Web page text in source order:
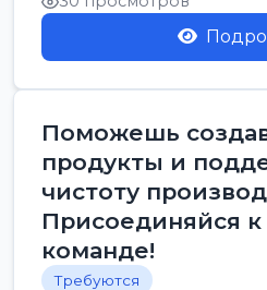
Поможешь
продукты и
чистоту
Присоединяйся
команде!
Требуются